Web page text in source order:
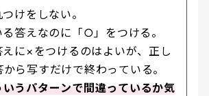
けをしない。
る答えなのに「○」をつける。
えに×をつけるのはよいが、正し
ら写すだけで終わっている。
うパターンで間違っているか気